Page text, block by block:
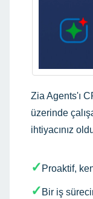
Zia Agents'ı
üzerinde
ihtiyacınız
✓ Proaktif,
✓ Bir iş